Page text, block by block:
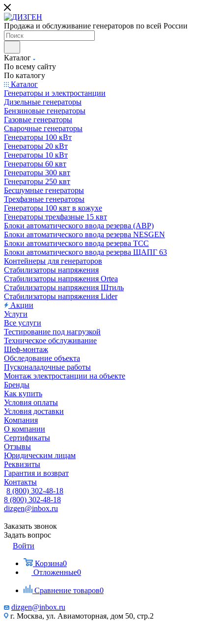
Продажа и обслуживание генераторов по всей России
Каталог
По всему сайту
По каталогу
Каталог
Генераторы и электростанции
Дизельные генераторы
Бензиновые генераторы
Газовые генераторы
Сварочные генераторы
Генераторы 100 кВт
Генераторы 20 кВт
Генераторы 10 кВт
Генераторы 60 квт
Генераторы 300 квт
Генераторы 250 квт
Бесшумные генераторы
Трехфазные генераторы
Генераторы 100 квт в кожухе
Генераторы трехфазные 15 квт
Блоки автоматического ввода резерва (АВР)
Блоки автоматического ввода резерва NESGEN
Блоки автоматического ввода резерва ТСС
Блоки автоматического ввода резерва ЩАПГ 63
Контейнеры для генераторов
Стабилизаторы напряжения
Стабилизаторы напряжения Ortea
Стабилизаторы напряжения Штиль
Стабилизаторы напряжения Lider
Акции
Услуги
Все услуги
Тестирование под нагрузкой
Техническое обслуживание
Шеф-монтаж
Обследование объекта
Пусконаладочные работы
Монтаж электростанции на объекте
Бренды
Как купить
Условия оплаты
Условия доставки
Компания
О компании
Сертификаты
Отзывы
Юридическим лицам
Реквизиты
Гарантия и возврат
Контакты
8 (800) 302-48-18
8 (800) 302-48-18
dizgen@inbox.ru
Заказать звонок
Задать вопрос
Войти
Корзина0
Отложенные0
Сравнение товаров0
dizgen@inbox.ru
г. Москва, ул. Авиамоторная, дом 50, стр.2